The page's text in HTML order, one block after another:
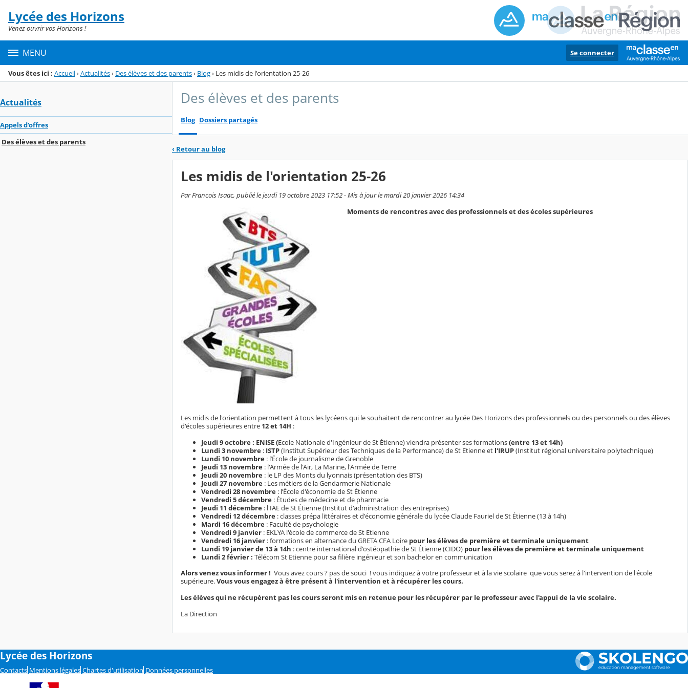
Menu de la rubrique
Contenu
Lycée des Horizons
Venez ouvrir vos Horizons !
MENU Se connecter
Vous êtes ici : Accueil›Actualités› Des élèves et des parents› Blog› Les midis de l'orientation 25-26
Actualités
Appels d'offres
Des élèves et des parents
Des élèves et des parents
Blog Dossiers partagés
‹ Retour au blog
Les midis de l'orientation 25-26
Par Francois Isaac, publié le jeudi 19 octobre 2023 17:52 - Mis à jour le mardi 20 janvier 2026 14:34
Moments de rencontres avec des professionnels et des écoles supérieures
Les midis de l'orientation permettent à tous les lycéens qui le souhaitent de rencontrer au lycée Des Horizons des professionnels ou des personnels ou des élèves
d'écoles supérieures entre 12 et 14H :
Jeudi 9 octobre : ENISE (Ecole Nationale d'Ingénieur de St Étienne) viendra présenter ses formations(entre 13 et 14h)
Lundi 3 novembre : ISTP(Institut Supérieur des Techniques de la Performance) de St Etienne et l'IRUP(Institut régional universitaire polytechnique)
Lundi 10 novembre : l’École de journalisme de Grenoble
Jeudi 13 novembre : l'Armée de l'Air, La Marine, l'Armée de Terre
Jeudi 20 novembre : le LP des Monts du lyonnais (présentation des BTS)
Jeudi 27 novembre : Les métiers de la Gendarmerie Nationale
Vendredi 28 novembre : l’École d'économie de St Étienne
Vendredi 5 décembre : Études de médecine et de pharmacie
Jeudi 11 décembre : l'IAE de St Étienne (Institut d'administration des entreprises)
Vendredi 12 décembre : classes prépa littéraires et d'économie générale du lycée Claude Fauriel de St Étienne (13 à 14h)
Mardi 16 décembre : Faculté de psychologie
Vendredi 9 janvier : EKLYA l'école de commerce de St Etienne
Vendredi 16 janvier : formations en alternance du GRETA CFA Loire pour les élèves de première et terminale uniquement
Lundi 19 janvierde 13 à 14h : centre international d'ostéopathie de St Étienne (CIDO) pour les élèves de première et terminale uniquement
Lundi 2 février : Télécom St Etienne pour sa filière ingénieur et son bachelor en communication
Alors venez vous informer ! Vous avez cours ? pas de souci ! vous indiquez à votre professeur et à la vie scolaire que vous serez à l'intervention de l'école
supérieure.Vous vous engagez à être présent à l'intervention et à récupérer les cours.
Les élèves qui ne récupèrent pas les cours seront mis en retenue pour les récupérer par le professeur avec l'appui de la vie scolaire.
La Direction
Lycée des Horizons
Contacts Mentions légales Chartes d'utilisation Données personnelles